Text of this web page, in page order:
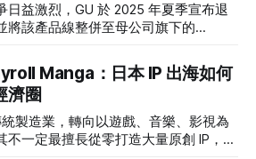
日益激烈，GU 於 2025 年夏季宣布退
將該產品線整併至母公司旗下的
むら。 這家曾被視為「俗
什麼能連五年刷新營收？ 乍看し
時間會不知道它是誰；但如果說到
就有印象了。台灣思夢樂背後的母公
看其最新一期財報(1)，營收已經連創
億日幣的規模，直逼無印良品。 在
Manga：日本 IP 出海如何
濟圈
製造業，轉向以遊戲、音樂、影視為
不一定最擅長從零打造大量原創 IP，但